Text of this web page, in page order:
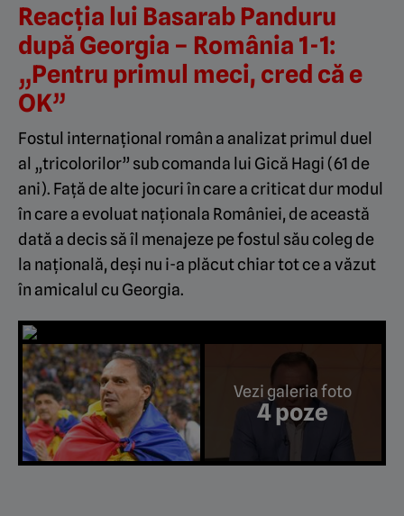
Reacția lui Basarab Panduru
după Georgia – România 1-1:
„Pentru primul meci, cred că e
OK”
Fostul internațional român a analizat primul duel
al „tricolorilor” sub comanda lui Gică Hagi (61 de
ani). Față de alte jocuri în care a criticat dur modul
în care a evoluat naționala României, de această
dată a decis să îl menajeze pe fostul său coleg de
la națională, deși nu i-a plăcut chiar tot ce a văzut
în amicalul cu Georgia.
Vezi galeria foto
4 poze